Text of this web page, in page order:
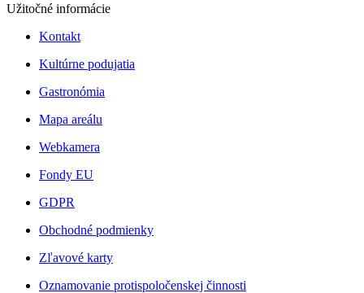
Užitočné informácie
Kontakt
Kultúrne podujatia
Gastronómia
Mapa areálu
Webkamera
Fondy EU
GDPR
Obchodné podmienky
Zľavové karty
Oznamovanie protispoločenskej činnosti